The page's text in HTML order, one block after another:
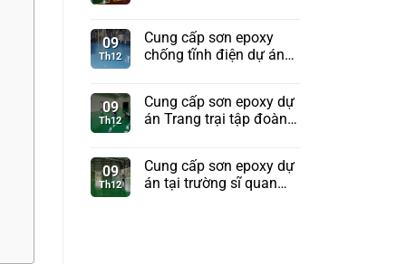
09
Th12
Cung cấp sơn epoxy
chống tĩnh điện dự án
09
Th12
Cung cấp sơn epoxy dự
án Trang trại tập đoàn
09
Th12
Cung cấp sơn epoxy dự
án tại trường sĩ quan